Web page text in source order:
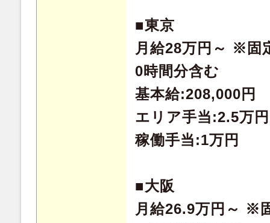
■東京
月給28万円～ ※固
0時間分含む
基本給:208,000円
エリア手当:2.5万円
稼働手当:1万円
■大阪
月給26.9万円～ ※